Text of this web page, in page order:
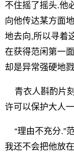
不住摇了摇头.他
向他传达某方面
地去向,所以寻着
在获得范闲第一
却是异常强硬地
青衣人斟酌片
许可以保护大人
“理由不充分.”
我还不会把他放